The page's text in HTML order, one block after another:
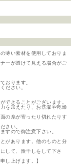
薄い素材を使用しておりま
ーが透けて見える場合がご
おります。
ださい。
できることがございます。
を加えたり、お洗濯や乾燥
の糸が寄ったり切れたりす
さい。
すので御注意下さい。
があります。他のものと分
して、陰干しをして下さ
し上げます。】